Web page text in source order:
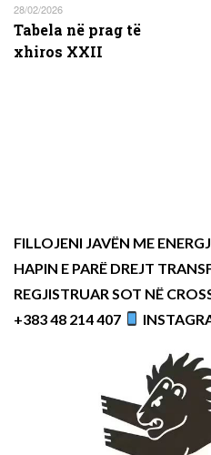
28/02/2026
Tabela në prag të
xhiros XXII
FILLOJENI JAVËN ME
HAPIN E PARË DREJT
REGJISTRUAR SOT NË
+383 48 214 407